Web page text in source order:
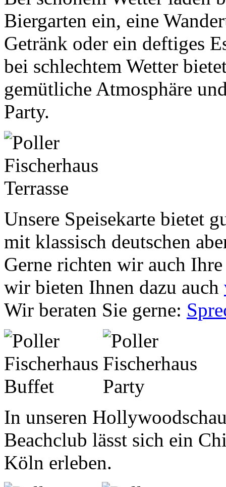
Biergarten ein, eine
Getränk oder ein deftiges
bei schlechtem Wetter
gemütliche Atmosphäre
Party.
Unsere Speisekarte bietet
mit klassisch deutschen
Gerne richten wir auch
wir bieten Ihnen dazu auch
Wir beraten Sie gerne:
In unseren
Beachclub lässt sich ein
Köln erleben.